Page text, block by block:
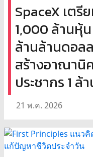
SpaceX เตรี
1,000 ล้านหุ้
ล้านล้านดอล
สร้างอาณานิ
ประชากร 1 ล้
21 พ.ค. 2026